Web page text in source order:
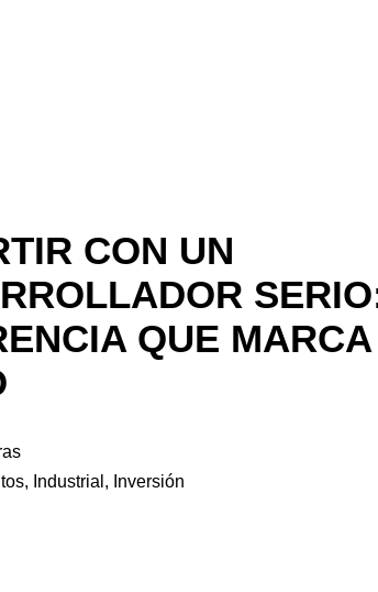
CON UN
QUE
, Industrial , Inversión